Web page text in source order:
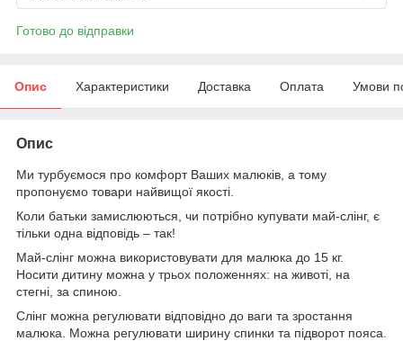
Готово до відправки
Опис Характеристики Доставка Оплата Умови
Опис
Ми турбуємося про комфорт Ваших малюків, а тому
пропонуємо товари найвищої якості.
Коли батьки замислюються, чи потрібно купувати май-слінг, є
тільки одна відповідь – так!
Май-слінг можна використовувати для малюка до 15 кг.
Носити дитину можна у трьох положеннях: на животі, на
стегні, за спиною.
Слінг можна регулювати відповідно до ваги та зростання
малюка. Можна регулювати ширину спинки та підворот пояса.